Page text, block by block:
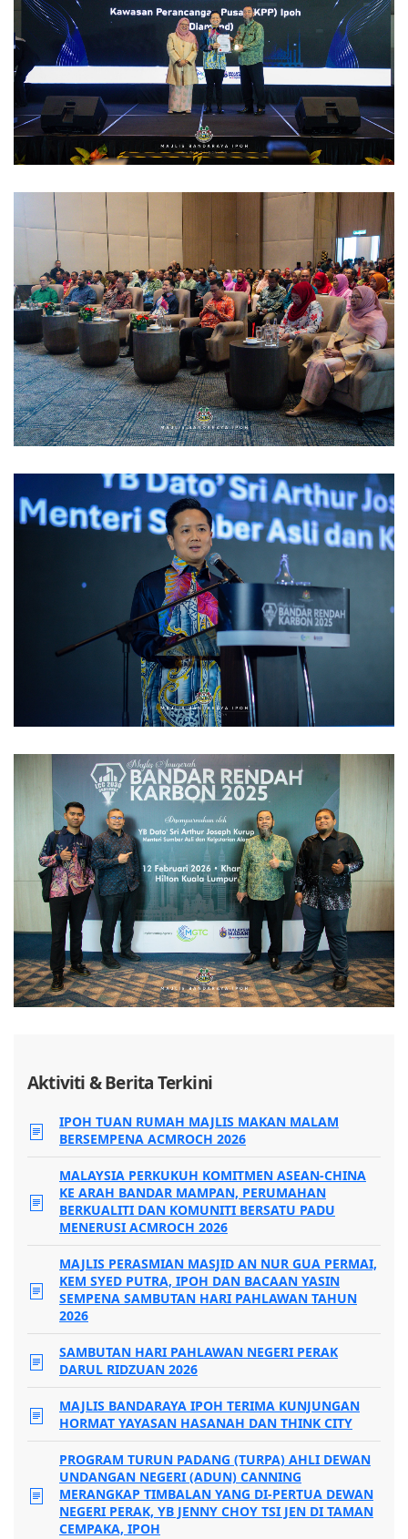
Aktiviti & Berita Terkini
IPOH TUAN RUMAH MAJLIS MAKAN MALAM
BERSEMPENA ACMROCH 2026
MALAYSIA PERKUKUH KOMITMEN ASEAN-CHINA
KE ARAH BANDAR MAMPAN, PERUMAHAN
BERKUALITI DAN KOMUNITI BERSATU PADU
MENERUSI ACMROCH 2026
MAJLIS PERASMIAN MASJID AN NUR GUA PERMAI,
KEM SYED PUTRA, IPOH DAN BACAAN YASIN
SEMPENA SAMBUTAN HARI PAHLAWAN TAHUN
2026
SAMBUTAN HARI PAHLAWAN NEGERI PERAK
DARUL RIDZUAN 2026
MAJLIS BANDARAYA IPOH TERIMA KUNJUNGAN
HORMAT YAYASAN HASANAH DAN THINK CITY
PROGRAM TURUN PADANG (TURPA) AHLI DEWAN
UNDANGAN NEGERI (ADUN) CANNING
MERANGKAP TIMBALAN YANG DI-PERTUA DEWAN
NEGERI PERAK, YB JENNY CHOY TSI JEN DI TAMAN
CEMPAKA, IPOH